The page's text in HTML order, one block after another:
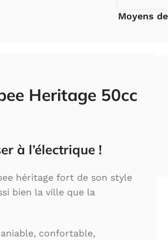
Moyens
Heritage 50cc
à l’électrique !
héritage fort de son style
bien la ville que la
confortable,